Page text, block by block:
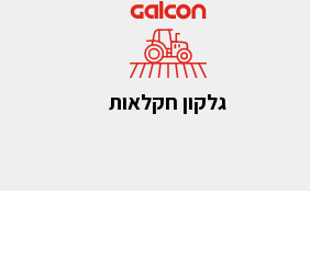
גלקון חקלאות